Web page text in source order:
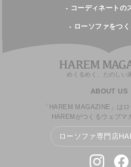
- コーディネートの
- ローソファをつ
めくるめく、たのしい
ABOUT US
「HAREM MAGAZINE」は
HAREMがつくるウェブマ
ローソファ専門店